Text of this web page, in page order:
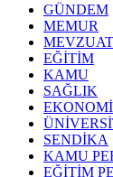
GÜNDEM
MEMUR
MEVZUAT
EĞİTİM
KAMU
SAĞLIK
EKONOMİ
SENDİKA
KAMU
EĞİTİM